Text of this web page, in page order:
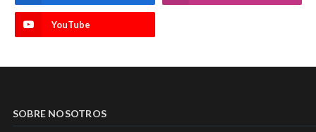
YouTube
SOBRE NOSOTROS